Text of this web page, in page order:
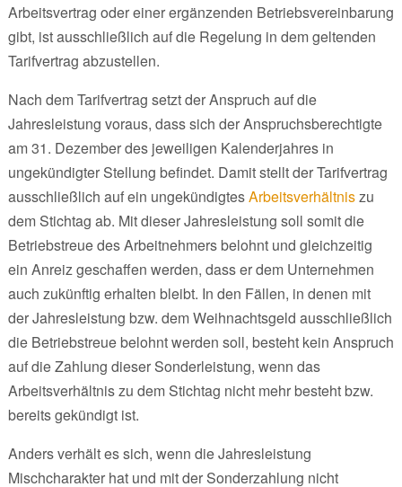
Arbeitsvertrag oder einer ergänzenden Betriebsvereinbarung
gibt, ist ausschließlich auf die Regelung in dem geltenden
Tarifvertrag abzustellen.
Nach dem Tarifvertrag setzt der Anspruch auf die
Jahresleistung voraus, dass sich der Anspruchsberechtigte
am 31. Dezember des jeweiligen Kalenderjahres in
ungekündigter Stellung befindet. Damit stellt der Tarifvertrag
ausschließlich auf ein ungekündigtesArbeitsverhältniszu
dem Stichtag ab. Mit dieser Jahresleistung soll somit die
Betriebstreue des Arbeitnehmers belohnt und gleichzeitig
ein Anreiz geschaffen werden, dass er dem Unternehmen
auch zukünftig erhalten bleibt. In den Fällen, in denen mit
der Jahresleistung bzw. dem Weihnachtsgeld ausschließlich
die Betriebstreue belohnt werden soll, besteht kein Anspruch
auf die Zahlung dieser Sonderleistung, wenn das
Arbeitsverhältnis zu dem Stichtag nicht mehr besteht bzw.
bereits gekündigt ist.
Anders verhält es sich, wenn die Jahresleistung
Mischcharakter hat und mit der Sonderzahlung nicht